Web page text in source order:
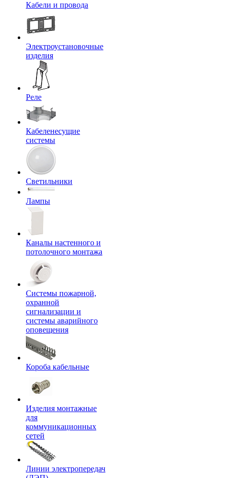
Кабели и провода
Электроустановочные
изделия
Реле
Кабеленесущие
системы
Светильники
Лампы
Каналы настенного и
потолочного монтажа
Системы пожарной,
охранной
сигнализации и
системы аварийного
оповещения
Короба кабельные
Изделия монтажные
для
коммуникационных
сетей
Линии электропередач